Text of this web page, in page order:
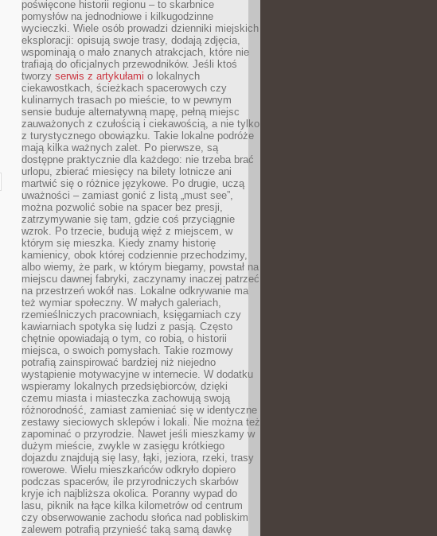
poświęcone historii regionu – to skarbnice
pomysłów na jednodniowe i kilkugodzinne
wycieczki. Wiele osób prowadzi dzienniki miejskich
eksploracji: opisują swoje trasy, dodają zdjęcia,
wspominają o mało znanych atrakcjach, które nie
trafiają do oficjalnych przewodników. Jeśli ktoś
tworzy serwis z artykułami o lokalnych
ciekawostkach, ścieżkach spacerowych czy
kulinarnych trasach po mieście, to w pewnym
sensie buduje alternatywną mapę, pełną miejsc
zauważonych z czułością i ciekawością, a nie tylko
z turystycznego obowiązku. Takie lokalne podróże
mają kilka ważnych zalet. Po pierwsze, są
dostępne praktycznie dla każdego: nie trzeba brać
urlopu, zbierać miesięcy na bilety lotnicze ani
martwić się o różnice językowe. Po drugie, uczą
uważności – zamiast gonić z listą „must see”,
można pozwolić sobie na spacer bez presji,
zatrzymywanie się tam, gdzie coś przyciągnie
wzrok. Po trzecie, budują więź z miejscem, w
którym się mieszka. Kiedy znamy historię
kamienicy, obok której codziennie przechodzimy,
albo wiemy, że park, w którym biegamy, powstał na
miejscu dawnej fabryki, zaczynamy inaczej patrzeć
na przestrzeń wokół nas. Lokalne odkrywanie ma
też wymiar społeczny. W małych galeriach,
rzemieślniczych pracowniach, księgarniach czy
kawiarniach spotyka się ludzi z pasją. Często
chętnie opowiadają o tym, co robią, o historii
miejsca, o swoich pomysłach. Takie rozmowy
potrafią zainspirować bardziej niż niejedno
wystąpienie motywacyjne w internecie. W dodatku
wspieramy lokalnych przedsiębiorców, dzięki
czemu miasta i miasteczka zachowują swoją
różnorodność, zamiast zamieniać się w identyczne
zestawy sieciowych sklepów i lokali. Nie można też
zapominać o przyrodzie. Nawet jeśli mieszkamy w
dużym mieście, zwykle w zasięgu krótkiego
dojazdu znajdują się lasy, łąki, jeziora, rzeki, trasy
rowerowe. Wielu mieszkańców odkryło dopiero
podczas spacerów, ile przyrodniczych skarbów
kryje ich najbliższa okolica. Poranny wypad do
lasu, piknik na łące kilka kilometrów od centrum
czy obserwowanie zachodu słońca nad pobliskim
zalewem potrafią przynieść taką samą dawkę